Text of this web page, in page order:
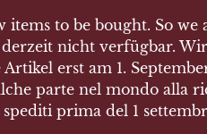
to be bought. So we
nicht verfügbar.
erst am 1.
parte nel mondo alla
prima del 1
to be bought. So we
nicht verfügbar.
erst am 1.
parte nel mondo alla
prima del 1